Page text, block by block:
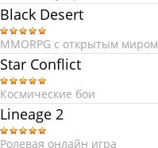
Black Desert
MMORPG с открытым миром
Star Conflict
Космические бои
Lineage 2
Ролевая онлайн игра